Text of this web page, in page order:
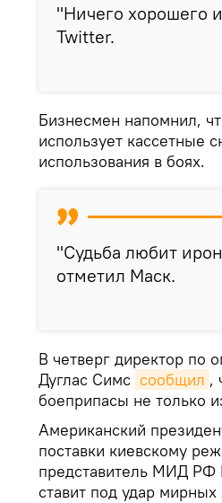
"Ничего хорошего
Twitter.
Бизнесмен напомнил,
использует кассетные
использования в боях.
"Судьба любит
отметил Маск.
В четверг директор по
Дуглас Симс сообщил ,
боеприпасы не только
Американский
поставки киевскому
представитель МИД РФ
ставит под удар